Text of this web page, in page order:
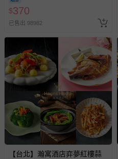
$370
已售出 98982
【台北】瀚寓酒店弈夢紅樓蒜